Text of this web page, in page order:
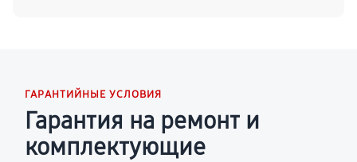
ГАРАНТИЙНЫЕ УСЛОВИЯ
Гарантия на ремонт и
комплектующие